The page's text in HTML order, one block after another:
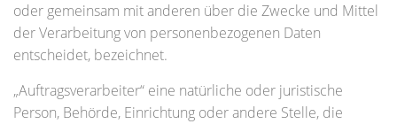
oder gemeinsam mit anderen über die Zwecke und Mittel
der Verarbeitung von personenbezogenen Daten
entscheidet, bezeichnet.
„Auftragsverarbeiter“ eine natürliche oder juristische
Person, Behörde, Einrichtung oder andere Stelle, die